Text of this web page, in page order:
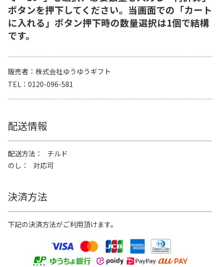
ボタンを押下してください。当画面での「カート
に入れる」ボタン押下時の数量選択は1個で結構
です。
販売者
株式会社ゆうゆうギフト
TEL
0120-096-581
配送情報
配送方法
チルド
のし
対応可
決済方法
下記の決済方法がご利用頂けます。